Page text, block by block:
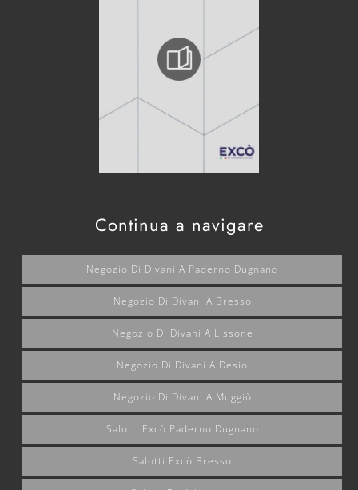
Continua a navigare
Negozio Di Divani A Paderno Dugnano
Negozio Di Divani A Bresso
Negozio Di Divani A Lissone
Negozio Di Divani A Desio
Negozio Di Divani A Muggiò
Salotti Excò Paderno Dugnano
Salotti Excò Bresso